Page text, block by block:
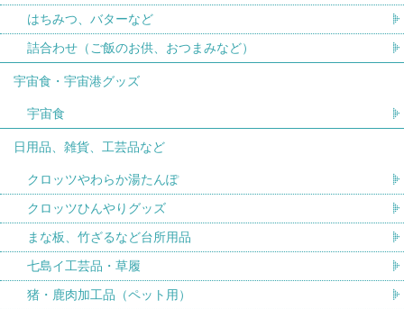
はちみつ、バターなど
詰合わせ（ご飯のお供、おつまみなど）
宇宙食・宇宙港グッズ
宇宙食
日用品、雑貨、工芸品など
クロッツやわらか湯たんぽ
クロッツひんやりグッズ
まな板、竹ざるなど台所用品
七島イ工芸品・草履
猪・鹿肉加工品（ペット用）